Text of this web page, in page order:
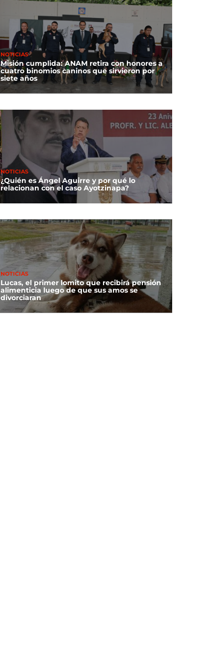
NOTICIAS
Misión cumplida: ANAM retira con honores a
cuatro binomios caninos que sirvieron por
siete años
NOTICIAS
¿Quién es Ángel Aguirre y por qué lo
relacionan con el caso Ayotzinapa?
NOTICIAS
Lucas, el primer lomito que recibirá pensión
alimenticia luego de que sus amos se
divorciaran